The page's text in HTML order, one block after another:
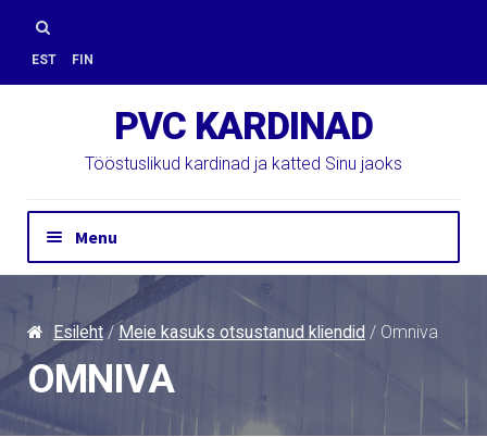
Skip
to
navigation
Skip
to
content
Otsi:
EST FIN
PVC KARDINAD
Tööstuslikud kardinad ja katted Sinu jaoks
Menu
Hinnapäring
Kontakt
Paigaldus
PVC Kardinad
E-Pood
Esileht/ Meie kasuks otsustanud kliendid / Omniva
OMNIVA